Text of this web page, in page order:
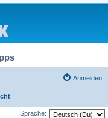
Anmelden
Sprache: